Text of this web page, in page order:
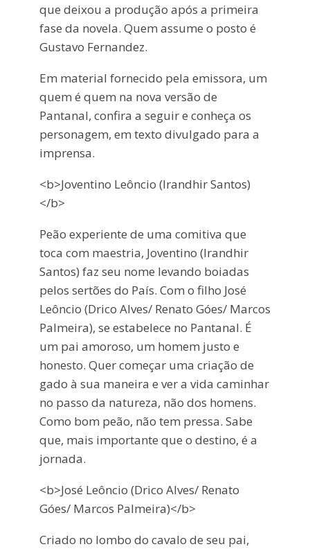
que deixou a produção após a primeira
fase da novela. Quem assume o posto é
Gustavo Fernandez.
Em material fornecido pela emissora, um
quem é quem na nova versão de
Pantanal, confira a seguir e conheça os
personagem, em texto divulgado para a
imprensa.
<b>Joventino Leôncio (Irandhir Santos)
</b>
Peão experiente de uma comitiva que
toca com maestria, Joventino (Irandhir
Santos) faz seu nome levando boiadas
pelos sertões do País. Com o filho José
Leôncio (Drico Alves/ Renato Góes/ Marcos
Palmeira), se estabelece no Pantanal. É
um pai amoroso, um homem justo e
honesto. Quer começar uma criação de
gado à sua maneira e ver a vida caminhar
no passo da natureza, não dos homens.
Como bom peão, não tem pressa. Sabe
que, mais importante que o destino, é a
jornada.
<b>José Leôncio (Drico Alves/ Renato
Góes/ Marcos Palmeira)</b>
Criado no lombo do cavalo de seu pai,